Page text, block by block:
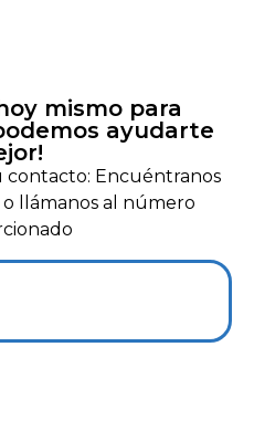
mismo para
ayudarte
contacto: Encuéntranos
llámanos al número